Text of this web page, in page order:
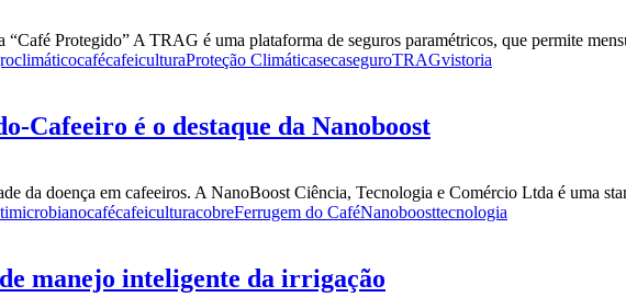
Protegido” A TRAG é uma plataforma de seguros paramétricos, que permite
cafécafeiculturaProteção ClimáticasecaseguroTRAGvistoria
Cafeeiro é o destaque da Nanoboost
da doença em cafeeiros. A NanoBoost Ciência, Tecnologia e Comércio Ltda é uma
cafécafeiculturacobreFerrugem do CaféNanoboosttecnologia
manejo inteligente da irrigação